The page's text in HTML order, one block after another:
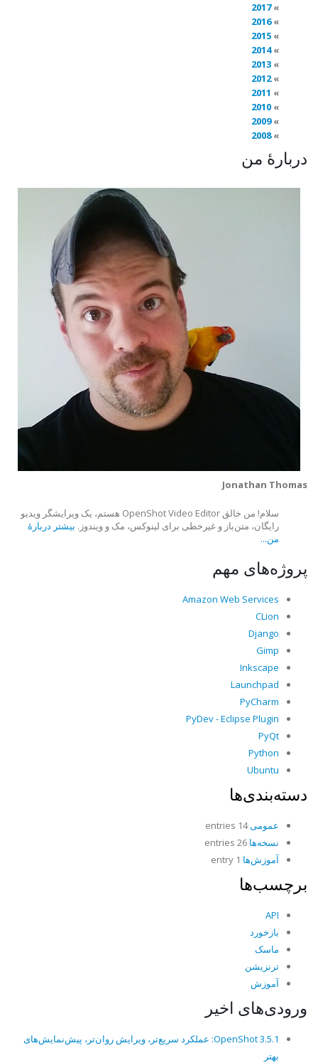
2017
2016
2015
2014
2013
2012
2011
2010
2009
2008
دربارهٔ من
Jonathan Thomas
سلام! من خالق OpenShot Video Editor هستم، یک ویرایشگر ویدیو
رایگان، متن‌باز و غیرخطی برای لینوکس، مک و ویندوز. بیشتر دربارهٔ
من...
پروژه‌های مهم
Amazon Web Services
CLion
Django
Gimp
Inkscape
Launchpad
PyCharm
PyDev - Eclipse Plugin
PyQt
Python
Ubuntu
دسته‌بندی‌ها
عمومی14 entries
نسخه‌ها
آموزش‌ها
برچسب‌ها
API
بازخورد
ماسک
ترنزیشن
آموزش
ورودی‌های اخیر
OpenShot 3.5.1: عملکرد سریع‌تر، ویرایش روان‌تر، پیش‌نمایش‌های
بهتر